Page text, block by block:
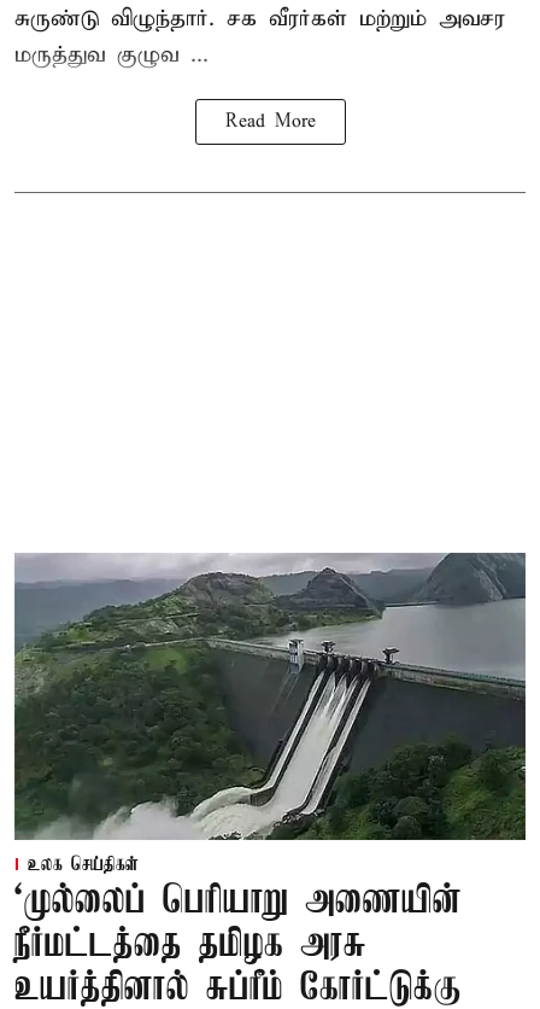
சுருண்டு விழுந்தார். சக வீரர்கள் மற்றும் அவசர
மருத்துவ குழுவ ...
Read More
உலக செய்திகள்
‘முல்லைப் பெரியாறு அணையின்
நீர்மட்டத்தை தமிழக அரசு
உயர்த்தினால் சுப்ரீம் கோர்ட்டுக்கு